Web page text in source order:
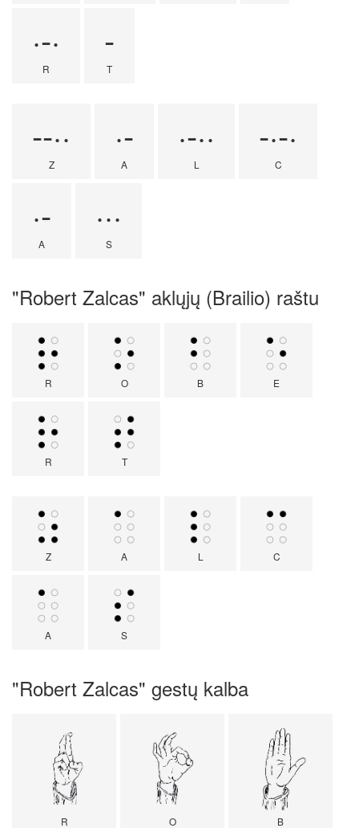
·-·
R
-
T
--··
Z
·-
A
·-··
L
-·-·
C
·-
A
···
S
"Robert Zalcas" aklųjų (Brailio) raštu
R O B E
R T
Z A L C
A S
"Robert Zalcas" gestų kalba
R O B